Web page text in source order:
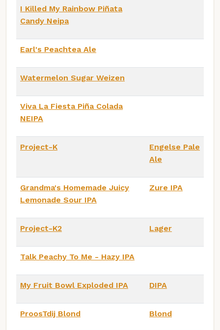
I Killed My Rainbow Piñata
Candy Neipa
Earl's Peachtea Ale
Watermelon Sugar Weizen
Viva La Fiesta Piña Colada
NEIPA
Project-K
Engelse Pale
Ale
Grandma's Homemade Juicy
Lemonade Sour IPA
Zure IPA
Project-K2 Lager
Talk Peachy To Me - Hazy IPA
My Fruit Bowl Exploded IPA DIPA
ProosTdij Blond Blond